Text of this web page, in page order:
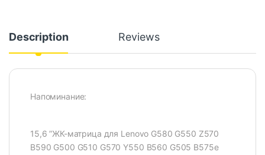
Description Reviews
Напоминание:
15,6 ”ЖК-матрица для Lenovo G580 G550 Z570
B590 G500 G510 G570 Y550 B560 G505 B575e